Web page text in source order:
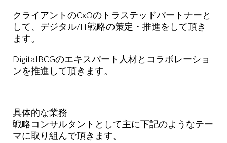
クライアントのCxOのトラステッドパートナーと
して、デジタル/IT戦略の策定・推進をして頂き
ます。
DigitalBCGのエキスパート人材とコラボレーショ
ンを推進して頂きます。
具体的な業務
戦略コンサルタントとして主に下記のようなテー
マに取り組んで頂きます。